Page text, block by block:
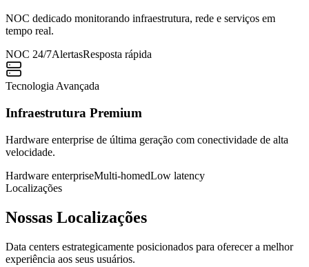
NOC dedicado monitorando infraestrutura, rede e serviços em
tempo real.
NOC 24/7AlertasResposta rápida
Tecnologia Avançada
Infraestrutura Premium
Hardware enterprise de última geração com conectividade de alta
velocidade.
Hardware enterpriseMulti-homedLow latency
Localizações
Nossas Localizações
Data centers estrategicamente posicionados para oferecer a melhor
experiência aos seus usuários.